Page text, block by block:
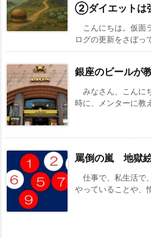
②ダイエットは
こんにちは。仮面
ログの更新をさぼっ
銀座のビールが
みなさん、こんに
時に、メンターに教
罵倒の嵐 地獄
仕事で、私生活で
やっていることや、